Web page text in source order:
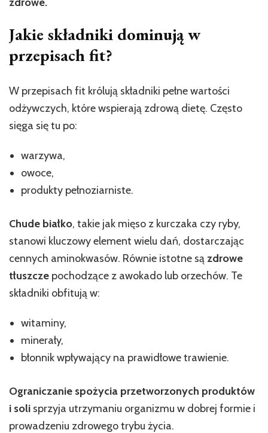
Jakie składniki dominują w
przepisach fit?
W przepisach fit królują składniki pełne wartości
odżywczych, które wspierają zdrową dietę. Często
sięga się tu po:
warzywa,
owoce,
produkty pełnoziarniste.
Chude białko, takie jak mięso z kurczaka czy ryby,
stanowi kluczowy element wielu dań, dostarczając
cennych aminokwasów. Równie istotne sązdrowe
tłuszcze pochodzące z awokado lub orzechów. Te
składniki obfitują w:
witaminy,
minerały,
błonnik wpływający na prawidłowe trawienie.
Ograniczanie spożycia przetworzonych produktów
i soli sprzyja utrzymaniu organizmu w dobrej formie i
prowadzeniu zdrowego trybu życia.